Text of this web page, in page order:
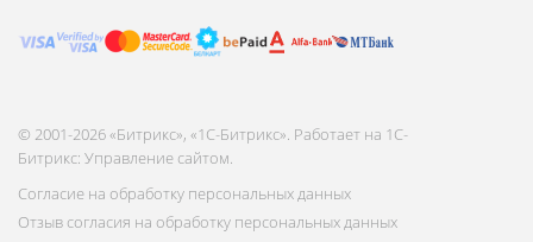
© 2001-2026 «Битрикс», «1С-Битрикс». Работает на 1С-
Битрикс: Управление сайтом.
Согласие на обработку персональных данных
Отзыв согласия на обработку персональных данных